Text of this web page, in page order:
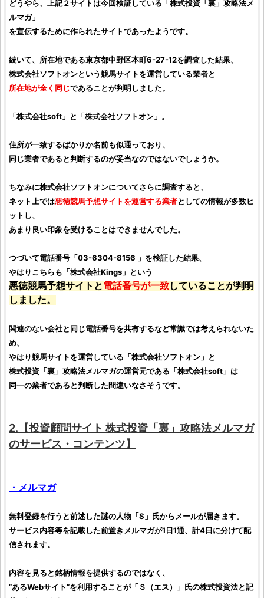
どうやら、上記２サイトは今回検証している「株式投資「裏」攻略法メ
ルマガ」
を宣伝するために作られたサイトであったようです。
続いて、所在地である東京都中野区本町6-27-12を調査した結果、
株式会社ソフトオンという競馬サイトを運営している業者と
所在地が全く同じであることが判明しました。
「株式会社soft 」と「株式会社ソフトオン 」。
住所が一致するばかりか名前も似通っており、
同じ業者であると判断するのが妥当なのではないでしょうか。
ちなみに株式会社ソフトオンについてさらに調査すると、
ネット上では悪徳競馬予想サイトを運営する業者としての情報が多数ヒ
ットし、
あまり良い印象を受けることはできませんでした。
つづいて電話番号「03-6304-8156 」を検証した結果、
やはりこちらも「株式会社Kings 」という
悪徳競馬予想サイト と電話番号が一致していることが判明
しました。
関連のない会社と同じ電話番号を共有するなど常識では考えられないた
め、
やはり競馬サイトを運営している「株式会社ソフトオン 」と
株式投資「裏」攻略法メルマガの運営元である「株式会社soft 」は
同一の業者であると判断した間違いなさそうです。
2.【投資顧問サイト 株式投資「裏」攻略法メルマガ
のサービス・コンテンツ】
・メルマガ
無料登録を行うと前述した謎の人物「S」氏からメールが届きます。
サービス内容等を記載した前置きメルマガが1日1通、計4日に分けて配
信されます。
内容を見ると銘柄情報を提供するのではなく、
“あるWebサイト”を利用することが「Ｓ（エス）」氏の株式投資法と記